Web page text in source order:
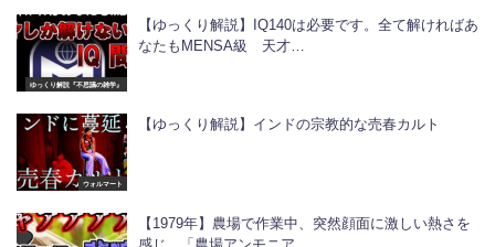
ゆっくり解説『不思議の雑学』
【ゆっくり解説】IQ140は必要です。全て解ければあ
なたもMENSA級 天才…
ウォルマート
【ゆっくり解説】インドの宗教的な売春カルト
【1979年】農場で作業中、突然顔面に激しい熱さを